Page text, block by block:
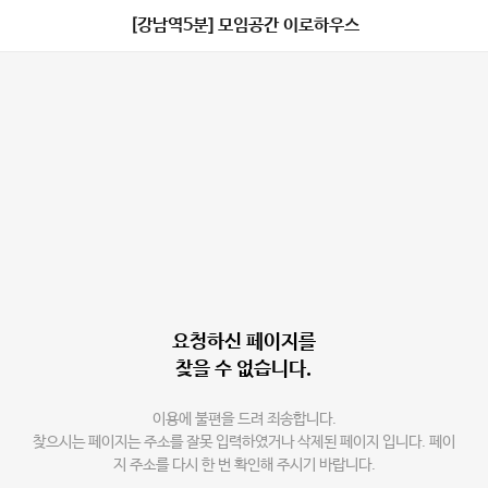
[강남역5분] 모임공간 이로하우스
요청하신 페이지를
찾을 수 없습니다.
이용에 불편을 드려 죄송합니다.
찾으시는 페이지는 주소를 잘못 입력하였거나 삭제된 페이지 입니다. 페이
지 주소를 다시 한 번 확인해 주시기 바랍니다.